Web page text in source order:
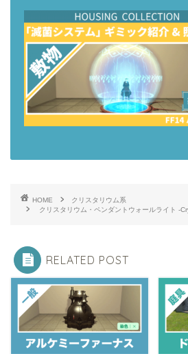
HOME
クリスタリウム系
クリスタリウム・ペンダントウォールライト -
RELATED POST